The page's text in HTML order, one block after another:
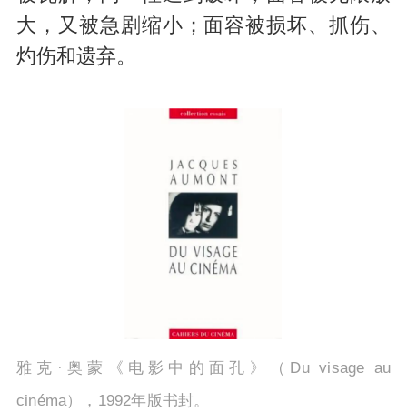
大，又被急剧缩小；面容被损坏、抓伤、
灼伤和遗弃。
雅克·奥蒙《电影中的面孔》（Du visage au
cinéma），1992年版书封。